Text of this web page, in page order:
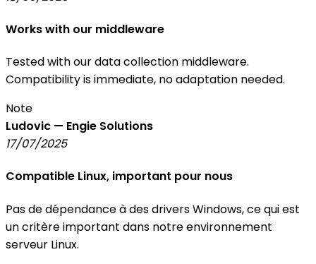
Works with our middleware
Tested with our data collection middleware.
Compatibility is immediate, no adaptation needed.
Note
Ludovic — Engie Solutions
17/07/2025
Compatible Linux, important pour nous
Pas de dépendance à des drivers Windows, ce qui est
un critère important dans notre environnement
serveur Linux.